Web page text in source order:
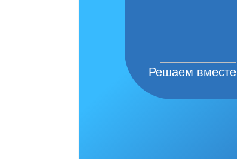
Решаем вместе